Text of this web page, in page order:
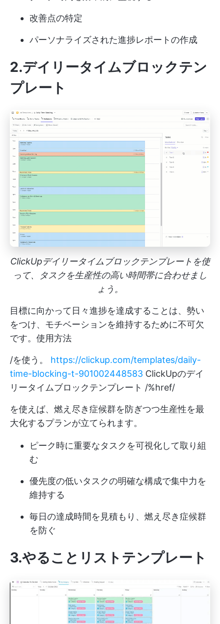
改善点の特定
パーソナライズされた進捗レポートの作成
2.デイリータイムブロックテン
プレート
ClickUpデイリータイムブロックテンプレートを使
って、タスクを生産性の高い時間帯に合わせまし
ょう。
目標に向かって日々進捗を達成することは、勢い
をつけ、モチベーションを維持するために不可欠
です。使用方法
/を使う。 https://clickup.com/templates/daily-
time-blocking-t-901002448583 ClickUpのデイ
リータイムブロックテンプレート /%href/
を使えば、燃え尽き症候群を防ぎつつ生産性を最
大化するプランが立てられます。
ピーク時に重要なタスクを可視化して取り組
む
優先度の低いタスクの明確な構成で集中力を
維持する
毎日の達成時間を見積もり、燃え尽き症候群
を防ぐ
3.やることリストテンプレート